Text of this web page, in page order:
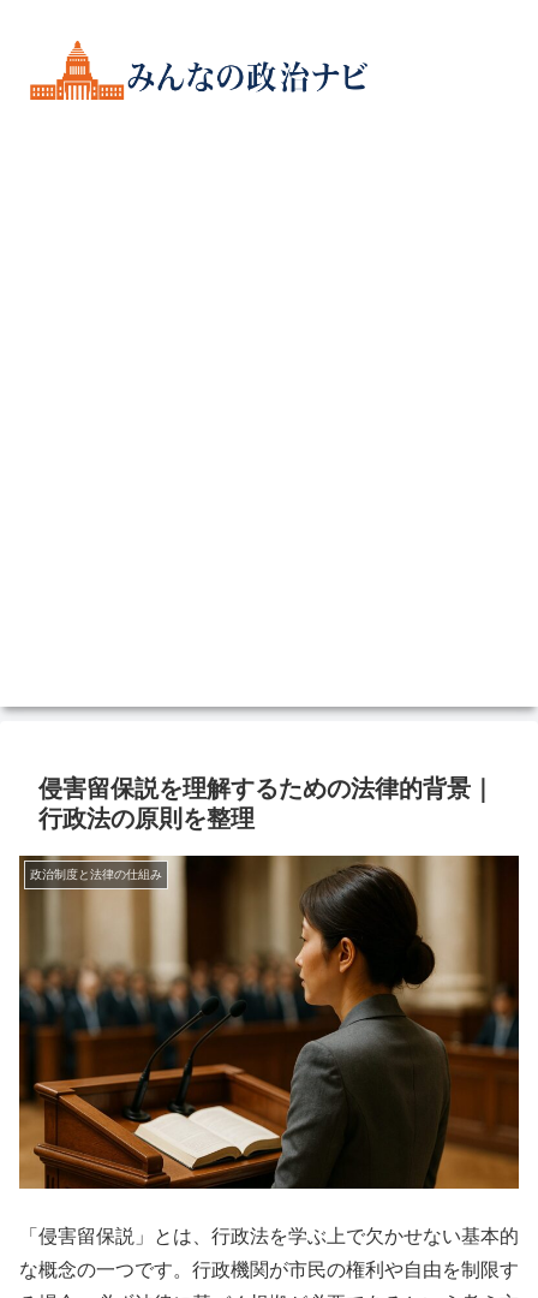
侵害留保説を理解するための法律的背景｜
行政法の原則を整理
政治制度と法律の仕組み
「侵害留保説」とは、行政法を学ぶ上で欠かせない基本的
な概念の一つです。行政機関が市民の権利や自由を制限す